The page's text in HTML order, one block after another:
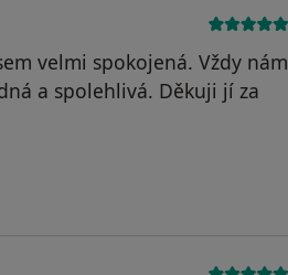
velmi spokojená. Vždy nám
a spolehlivá. Děkuji jí za